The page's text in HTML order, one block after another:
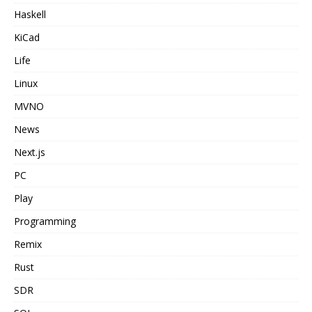
Haskell
KiCad
Life
Linux
MVNO
News
Next.js
PC
Play
Programming
Remix
Rust
SDR